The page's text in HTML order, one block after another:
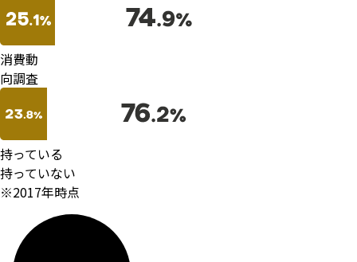
消費動
向調査
持っている
持っていない
※2017年時点